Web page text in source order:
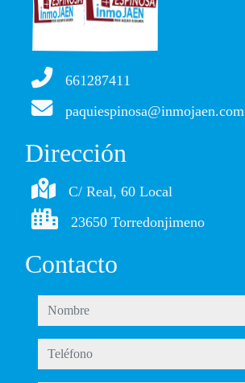
661287411
paquiespinosa@inmojaen.com
Dirección
C/ Real, 60 Local
23650 Torredonjimeno
Contacto
nombre
teléfono